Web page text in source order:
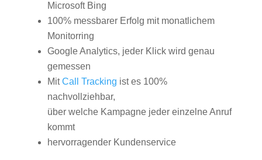
Microsoft Bing
100% messbarer Erfolg mit monatlichem
Monitorring
Google Analytics, jeder Klick wird genau
gemessen
MitCall Tracking ist es 100%
nachvollziehbar,
über welche Kampagne jeder einzelne Anruf
kommt
hervorragender Kundenservice